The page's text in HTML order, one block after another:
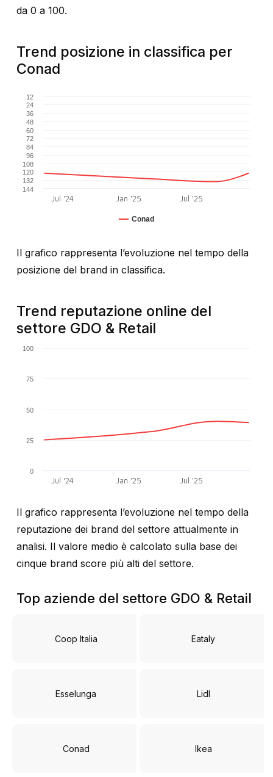
da 0 a 100.
Trend posizione in classifica per
Conad
Conad
Jul '24 Jan '25 Jul '25
12
24
36
48
60
72
84
96
108
120
132
144
Il grafico rappresenta l’evoluzione nel tempo della
posizione del brand in classifica.
Trend reputazione online del
settore GDO & Retail
Jul '24 Jan '25 Jul '25
0
25
50
75
100
Il grafico rappresenta l’evoluzione nel tempo della
reputazione dei brand del settore attualmente in
analisi. Il valore medio è calcolato sulla base dei
cinque brand score più alti del settore.
Top aziende del settore GDO & Retail
Coop Italia Eataly
Esselunga Lidl
Conad Ikea